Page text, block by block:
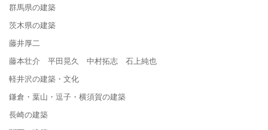
群馬県の建築
茨木県の建築
藤井厚二
藤本壮介 平田晃久 中村拓志 石上純也
軽井沢の建築・文化
鎌倉・葉山・逗子・横須賀の建築
長崎の建築